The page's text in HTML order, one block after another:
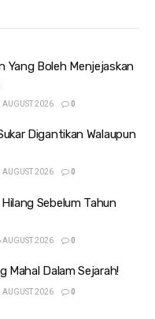
Yang Boleh Menjejaskan
AUGUST 2026 0
Digantikan Walaupun
AUGUST 2026 0
Sebelum Tahun
AUGUST 2026 0
Mahal Dalam Sejarah!
AUGUST 2026 0